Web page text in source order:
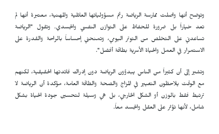
وتوضح أنها واصلت ممارسة الرياضة رغم مسؤولياتها العائلية والمهنية، معتبرة أنها لم
تعد خياراً بل ضرورة للحفاظ على التوازن النفسي والجسدي. وتقول "الرياضة
تساعدني على التخلص من التوتر اليومي، وتمنحني إحساساً بالراحة والقدرة على
الاستمرار في العمل والحياة الأسرية بطاقة أفضل".
وتشير إلى أن كثيراً من الناس يبدؤون الرياضة دون إدراك فائدتها الحقيقية، لكنهم
مع الوقت يلاحظون التغيير في المزاج والصحة والطاقة العامة، مؤكدة أن الرياضة لا
ترتبط فقط بالوزن أو الشكل الخارجي، بل هي وسيلة لتحسين جودة الحياة بشكل
شامل، لأنها تؤثر على العقل والجسد معاً.